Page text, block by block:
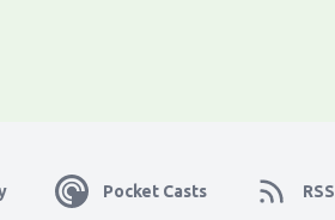
Pocket Casts RSS